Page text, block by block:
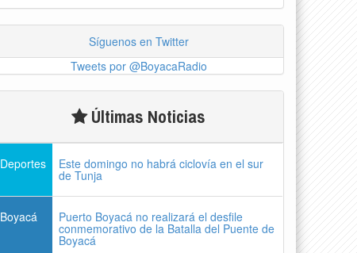
Síguenos en Twitter
Tweets por @BoyacaRadio
Últimas Noticias
Deportes Este domingo no habrá ciclovía en el sur
de Tunja
Boyacá Puerto Boyacá no realizará el desfile
conmemorativo de la Batalla del Puente de
Boyacá